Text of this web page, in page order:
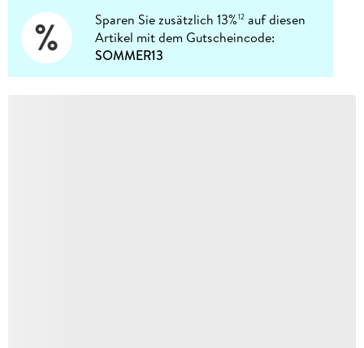
Sparen Sie zusätzlich 13%12 auf diesen
Artikel mit dem Gutscheincode:
SOMMER13